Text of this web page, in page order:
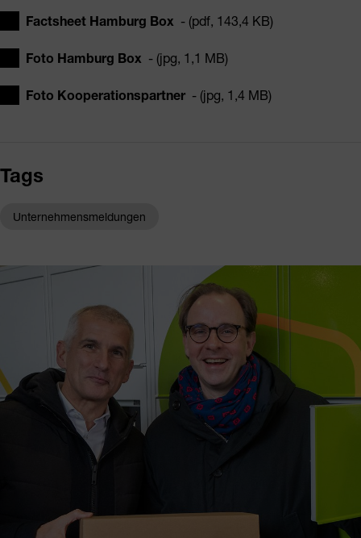
Factsheet Hamburg Box - (pdf, 143,4 KB)
Foto Hamburg Box - (jpg, 1,1 MB)
Foto Kooperationspartner - (jpg, 1,4 MB)
Tags
Unternehmensmeldungen